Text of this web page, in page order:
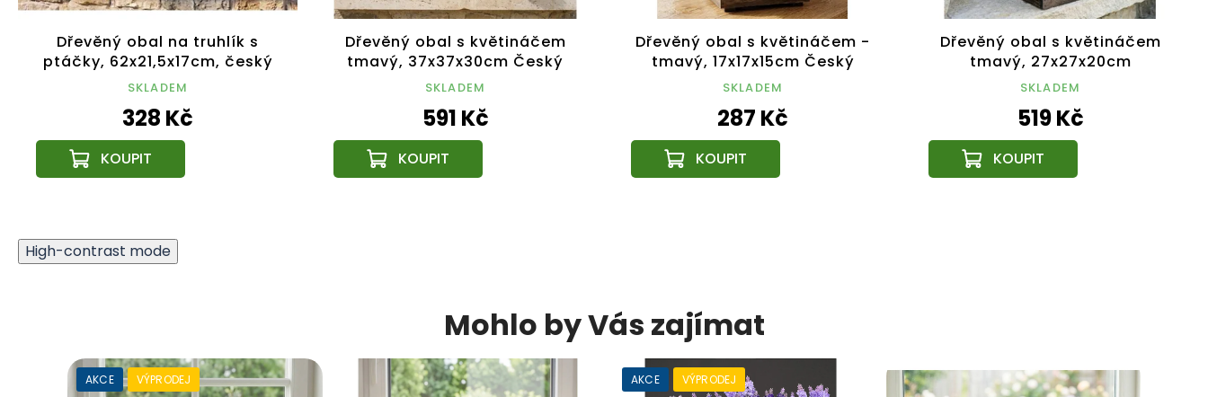
Dřevěný obal na truhlík s
ptáčky, 62x21,5x17cm, český
výrobek
SKLADEM
328 Kč
Dřevěný obal s květináčem
tmavý, 37x37x30cm Český
výrobek
SKLADEM
591 Kč
Dřevěný obal s květináčem -
tmavý, 17x17x15cm Český
výrobek
SKLADEM
287 Kč
Dřevěný obal s květináčem
tmavý, 27x27x20cm
SKLADEM
519 Kč
High-contrast mode
Mohlo by Vás zajímat
AKCE VÝPRODEJ AKCE VÝPRODEJ